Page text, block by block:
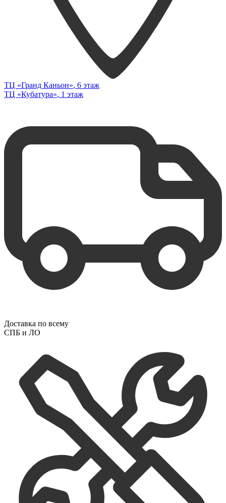
ТЦ «Гранд Каньон», 6 этаж
ТЦ «Кубатура», 1 этаж
Доставка по всему
СПБ и ЛО